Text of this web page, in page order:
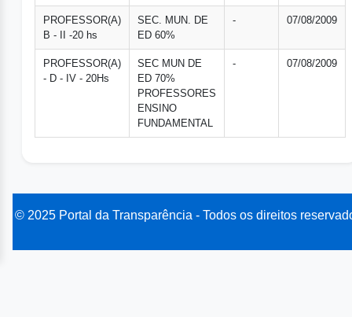
PROFESSOR(A)
B - II -20 hs
SEC. MUN. DE
ED 60%
- 07/08/2009
PROFESSOR(A)
- D - IV - 20Hs
SEC MUN DE
ED 70%
PROFESSORES
ENSINO
FUNDAMENTAL
- 07/08/2009
© 2025 Portal da Transparência - Todos os direitos